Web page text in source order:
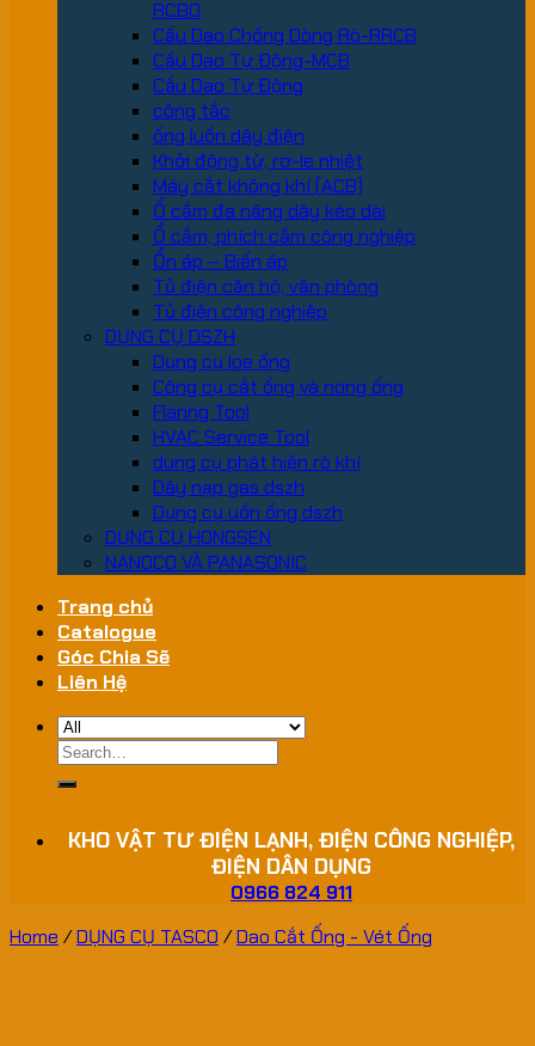
RCBO
Cầu Dao Chống Dòng Rò-RRCB
Cầu Dao Tự Động-MCB
Cầu Dao Tự Động
công tắc
ống luồn dây điện
Khởi động từ, rơ-le nhiệt
Máy cắt không khí (ACB)
Ổ cắm đa năng dây kéo dài
Ổ cắm, phích cắm công nghiệp
Ổn áp – Biến áp
Tủ điện căn hộ, văn phòng
Tủ điện công nghiệp
DỤNG CỤ DSZH
Dụng cụ loe ống
Công cụ cắt ống và nong ống
Flaring Tool
HVAC Service Tool
dung cụ phát hiện rò khí
Dây nạp gas dszh
Dụng cụ uốn ống dszh
DỤNG CỤ HONGSEN
NANOCO VÀ PANASONIC
Trang chủ
Catalogue
Góc Chia Sẽ
Liên Hệ
Search
for:
KHO VẬT TƯ ĐIỆN LẠNH, ĐIỆN CÔNG NGHIỆP,
ĐIỆN DÂN DỤNG
0966 824 911
Home /DỤNG CỤ TASCO /Dao Cắt Ống - Vét Ống